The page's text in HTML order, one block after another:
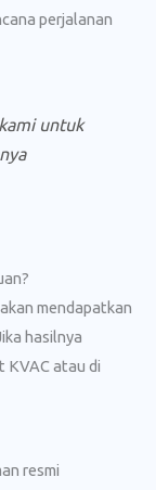
perjalanan
untuk
mendapatkan
hasilnya
KVAC atau di
resmi